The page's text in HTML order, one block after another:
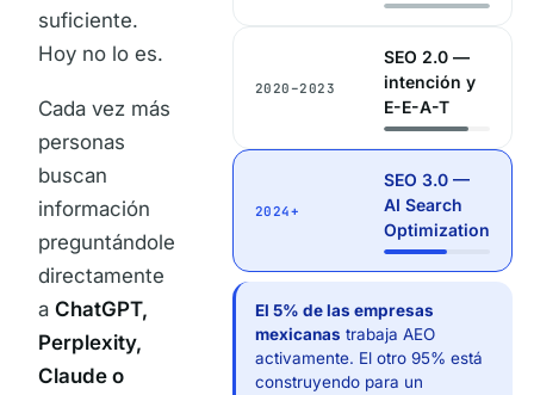
suficiente.
Hoy no lo es.
Cada vez más
personas
buscan
información
preguntándole
directamente
a ChatGPT,
Perplexity,
Claude o
2020–2023
SEO 2.0 —
intención y
E-E-A-T
2024+
SEO 3.0 —
AI Search
Optimization
El 5% de las empresas
mexicanas trabaja AEO
activamente. El otro 95% está
construyendo para un